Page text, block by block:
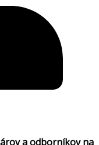
a odborníkov na